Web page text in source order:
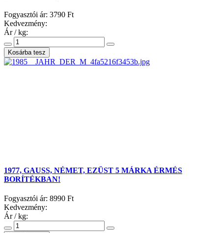
Fogyasztói ár: 3790 Ft
Kedvezmény:
Ár / kg:
1977, GAUSS, NÉMET, EZÜST 5 MÁRKA ÉRMÉS
BORÍTÉKBAN!
Fogyasztói ár: 8990 Ft
Kedvezmény:
Ár / kg: